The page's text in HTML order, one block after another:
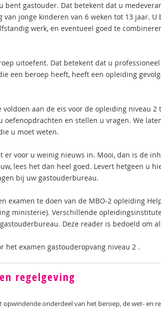
bent gastouder. Dat betekent dat u
jonge kinderen van 6 weken tot 13 jaar.
werk, en eventueel goed te
uitoefent. Dat betekent dat u
een beroep heeft, heeft een opleiding
aan de eis voor de opleiding niveau 2
oefenopdrachten en stellen u vragen. We
u moet weten.
voor u weinig nieuws in. Mooi, dan is de
lees het dan heel goed. Levert hetgeen u
bij uw gastouderbureau.
examen te doen van de MBO-2 opleiding
ministerie). Verschillende
Deze reader is bedoeld om
het examen gastouderopvang niveau 2 .
regelgeving
opwindende onderdeel van het beroep, de wet- en